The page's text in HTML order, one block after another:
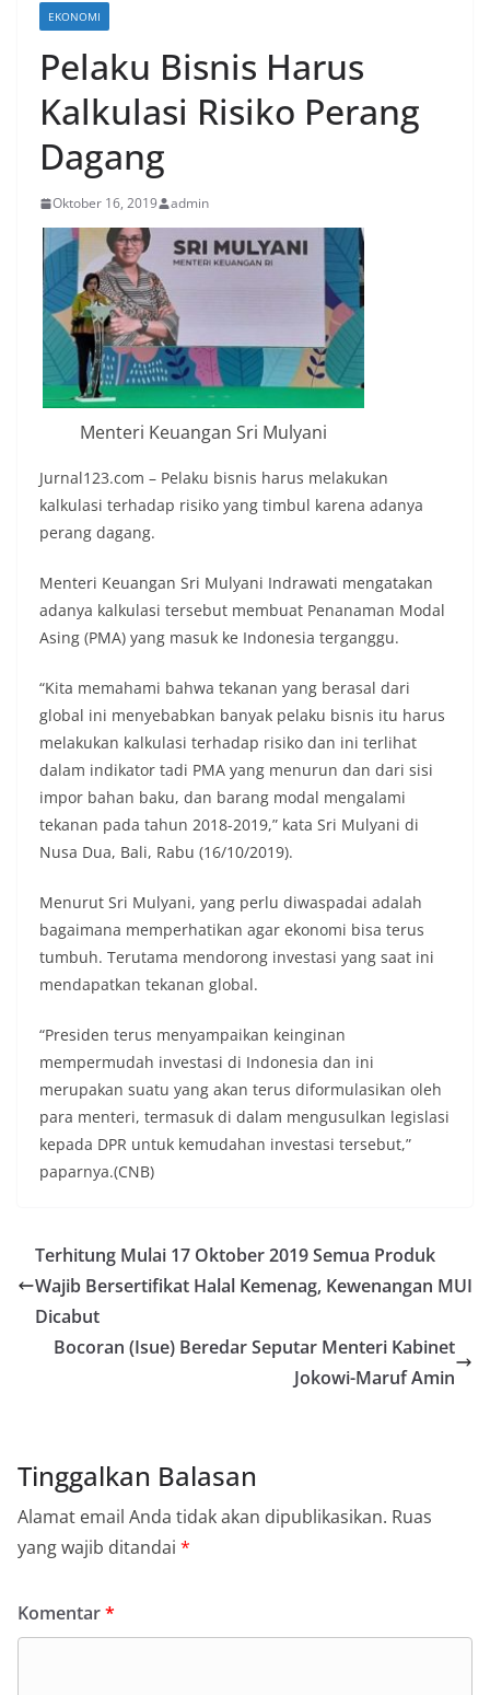
EKONOMI
Pelaku Bisnis Harus
Kalkulasi Risiko Perang
Dagang
Oktober 16, 2019 admin
Menteri Keuangan Sri Mulyani
Jurnal123.com – Pelaku bisnis harus melakukan
kalkulasi terhadap risiko yang timbul karena adanya
perang dagang.
Menteri Keuangan Sri Mulyani Indrawati mengatakan
adanya kalkulasi tersebut membuat Penanaman Modal
Asing (PMA) yang masuk ke Indonesia terganggu.
“Kita memahami bahwa tekanan yang berasal dari
global ini menyebabkan banyak pelaku bisnis itu harus
melakukan kalkulasi terhadap risiko dan ini terlihat
dalam indikator tadi PMA yang menurun dan dari sisi
impor bahan baku, dan barang modal mengalami
tekanan pada tahun 2018-2019,” kata Sri Mulyani di
Nusa Dua, Bali, Rabu (16/10/2019).
Menurut Sri Mulyani, yang perlu diwaspadai adalah
bagaimana memperhatikan agar ekonomi bisa terus
tumbuh. Terutama mendorong investasi yang saat ini
mendapatkan tekanan global.
“Presiden terus menyampaikan keinginan
mempermudah investasi di Indonesia dan ini
merupakan suatu yang akan terus diformulasikan oleh
para menteri, termasuk di dalam mengusulkan legislasi
kepada DPR untuk kemudahan investasi tersebut,”
paparnya.(CNB)
Terhitung Mulai 17 Oktober 2019 Semua Produk
Wajib Bersertifikat Halal Kemenag, Kewenangan MUI
Dicabut
Bocoran (Isue) Beredar Seputar Menteri Kabinet
Jokowi-Maruf Amin
Tinggalkan Balasan
Alamat email Anda tidak akan dipublikasikan. Ruas
yang wajib ditandai *
Komentar*